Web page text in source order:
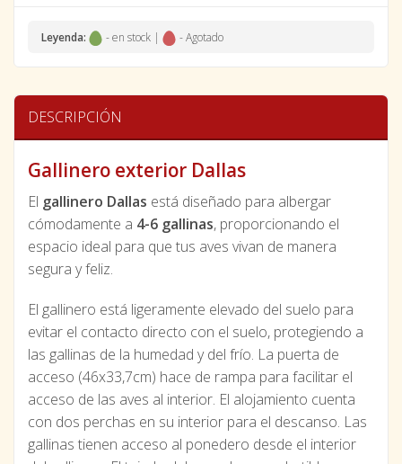
Leyenda: - en stock | - Agotado
DESCRIPCIÓN
Gallinero exterior Dallas
El gallinero Dallas está diseñado para albergar
cómodamente a 4-6 gallinas, proporcionando el
espacio ideal para que tus aves vivan de manera
segura y feliz.
El gallinero está ligeramente elevado del suelo para
evitar el contacto directo con el suelo, protegiendo a
las gallinas de la humedad y del frío. La puerta de
acceso (46x33,7cm) hace de rampa para facilitar el
acceso de las aves al interior. El alojamiento cuenta
con dos perchas en su interior para el descanso. Las
gallinas tienen acceso al ponedero desde el interior